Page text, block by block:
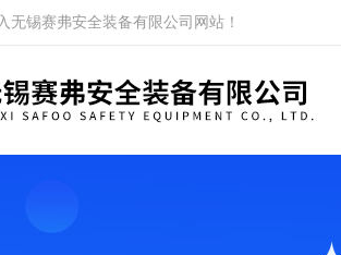
无锡赛弗安全装备有限公司网站！